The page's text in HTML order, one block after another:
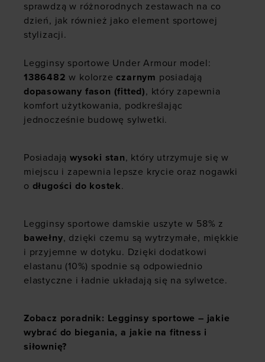
sprawdzą w różnorodnych zestawach na co
dzień, jak również jako element sportowej
stylizacji.
Legginsy sportowe Under Armour model:
1386482 w kolorzeczarnym posiadają
dopasowany fason (fitted), który zapewnia
komfort użytkowania, podkreślając
jednocześnie budowę sylwetki.
Posiadają wysoki stan, który utrzymuje się w
miejscu i zapewnia lepsze krycie oraz nogawki
o długości do kostek.
Legginsy sportowe damskie uszyte w 58% z
bawełny, dzięki czemu są wytrzymałe, miękkie
i przyjemne w dotyku. Dzięki dodatkowi
elastanu (10%) spodnie są odpowiednio
elastyczne i ładnie układają się na sylwetce.
Zobacz poradnik: Legginsy sportowe – jakie
wybrać do biegania, a jakie na fitness i
siłownię?